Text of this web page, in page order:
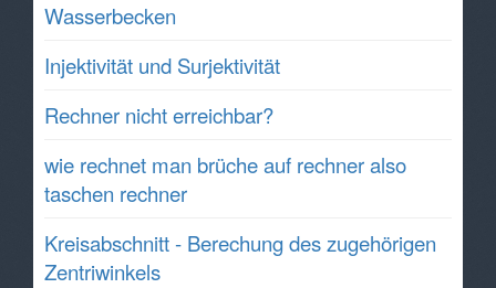
Wasserbecken
Injektivität und Surjektivität
Rechner nicht erreichbar?
wie rechnet man brüche auf rechner also
taschen rechner
Kreisabschnitt - Berechung des zugehörigen
Zentriwinkels